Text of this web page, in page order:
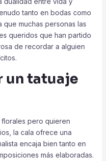
tanto en bodas como
que muchas personas las
queridos que han partido
de recordar a alguien
un tatuaje
pero quieren
la cala ofrece una
encaja bien tanto en
más elaboradas.